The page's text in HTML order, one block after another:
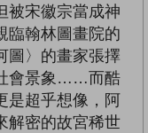
被宋徽宗當成神
臨翰林圖畫院的
圖〉的畫家張擇
會景象……而酷
是超乎想像，阿
解密的故宮稀世